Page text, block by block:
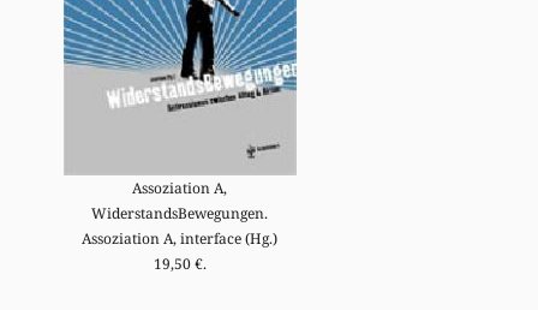
Assoziation A,
WiderstandsBewegungen.
Assoziation A, interface (Hg.)
19,50 €.